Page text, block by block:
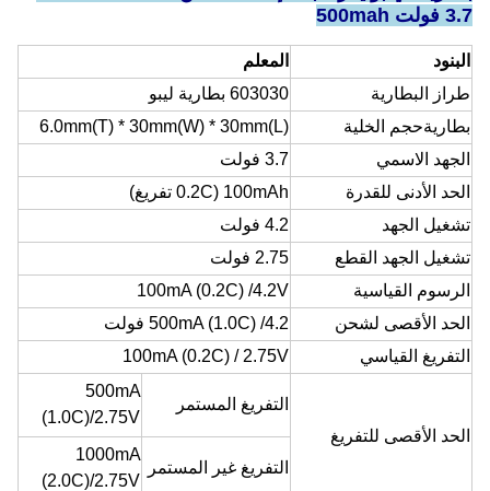
3.7 فولت 500mah
البنود
المعلم
طراز البطارية
603030 بطارية ليبو
بطاريةحجم الخلية
6.0mm(T) * 30mm(W) * 30mm(L)
الجهد الاسمي
3.7 فولت
الحد الأدنى للقدرة
100mAh (0.2C تفريغ)
تشغيل الجهد
4.2 فولت
تشغيل الجهد القطع
2.75 فولت
الرسوم القياسية
100mA (0.2C) /4.2V
الحد الأقصى لشحن
500mA (1.0C) /4.2 فولت
التفريغ القياسي
100mA (0.2C) / 2.75V
الحد الأقصى للتفريغ
التفريغ المستمر
500mA
(1.0C)/2.75V
التفريغ غير المستمر
1000mA
(2.0C)/2.75V